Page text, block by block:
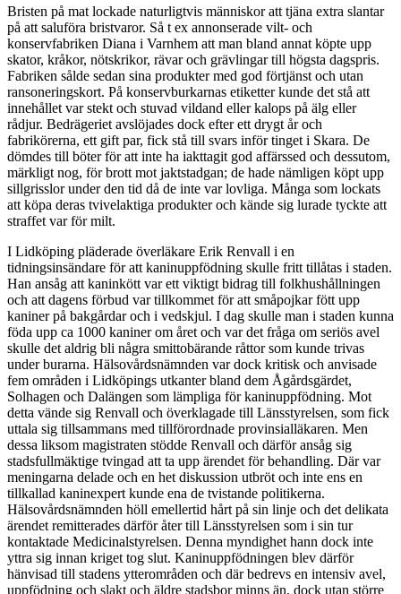
Bristen på mat lockade naturligtvis människor att tjäna extra slantar
på att saluföra bristvaror. Så t ex annonserade vilt- och
konservfabriken Diana i Varnhem att man bland annat köpte upp
skator, kråkor, nötskrikor, rävar och grävlingar till högsta dagspris.
Fabriken sålde sedan sina produkter med god förtjänst och utan
ransoneringskort. På konservburkarnas etiketter kunde det stå att
innehållet var stekt och stuvad vildand eller kalops på älg eller
rådjur. Bedrägeriet avslöjades dock efter ett drygt år och
fabrikörerna, ett gift par, fick stå till svars inför tinget i Skara. De
dömdes till böter för att inte ha iakttagit god affärssed och dessutom,
märkligt nog, för brott mot jaktstadgan; de hade nämligen köpt upp
sillgrisslor under den tid då de inte var lovliga. Många som lockats
att köpa deras tvivelaktiga produkter och kände sig lurade tyckte att
straffet var för milt.
I Lidköping pläderade överläkare Erik Renvall i en
tidningsinsändare för att kaninuppfödning skulle fritt tillåtas i staden.
Han ansåg att kaninkött var ett viktigt bidrag till folkhushållningen
och att dagens förbud var tillkommet för att småpojkar fött upp
kaniner på bakgårdar och i vedskjul. I dag skulle man i staden kunna
föda upp ca 1000 kaniner om året och var det fråga om seriös avel
skulle det aldrig bli några smittobärande råttor som kunde trivas
under burarna. Hälsovårdsnämnden var dock kritisk och anvisade
fem områden i Lidköpings utkanter bland dem Ågårdsgärdet,
Solhagen och Dalängen som lämpliga för kaninuppfödning. Mot
detta vände sig Renvall och överklagade till Länsstyrelsen, som fick
uttala sig tillsammans med tillförordnade provinsialläkaren. Men
dessa liksom magistraten stödde Renvall och därför ansåg sig
stadsfullmäktige tvingad att ta upp ärendet för behandling. Där var
meningarna delade och en het diskussion utbröt och inte ens en
tillkallad kaninexpert kunde ena de tvistande politikerna.
Hälsovårdsnämnden höll emellertid hårt på sin linje och det delikata
ärendet remitterades därför åter till Länsstyrelsen som i sin tur
kontaktade Medicinalstyrelsen. Denna myndighet hann dock inte
yttra sig innan kriget tog slut. Kaninuppfödningen blev därför
hänvisad till stadens ytterområden och där bedrevs en intensiv avel,
uppfödning och slakt och äldre stadsbor minns än, dock utan större